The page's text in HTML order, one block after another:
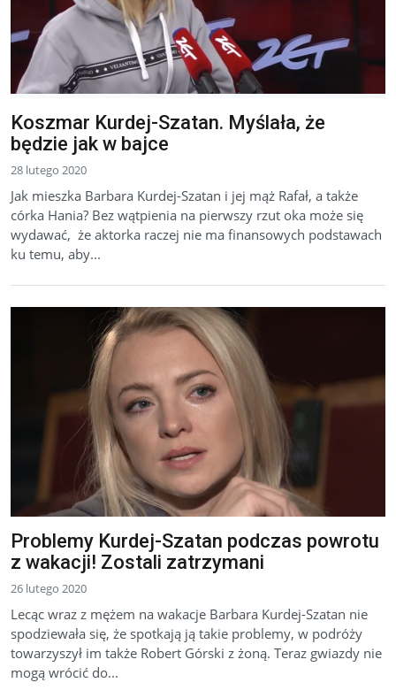
Koszmar Kurdej-Szatan. Myślała, że
będzie jak w bajce
28 lutego 2020
Jak mieszka Barbara Kurdej-Szatan i jej mąż Rafał, a także
córka Hania? Bez wątpienia na pierwszy rzut oka może się
wydawać, że aktorka raczej nie ma finansowych podstawach
ku temu, aby...
Problemy Kurdej-Szatan podczas powrotu
z wakacji! Zostali zatrzymani
26 lutego 2020
Lecąc wraz z mężem na wakacje Barbara Kurdej-Szatan nie
spodziewała się, że spotkają ją takie problemy, w podróży
towarzyszył im także Robert Górski z żoną. Teraz gwiazdy nie
mogą wrócić do...